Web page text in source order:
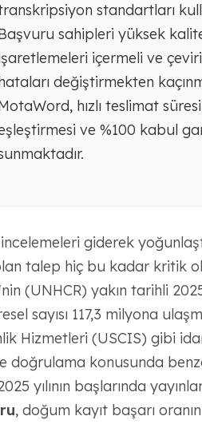
standartları
sahipleri yüksek
içermeli ve
değiştirmekten
hızlı teslimat
ve %100 kabul
giderek
talep hiç bu kadar kritik
(UNHCR) yakın tarihli
sayısı 117,3 milyona
Hizmetleri (USCIS) gibi
doğrulama konusunda
yılının başlarında
, doğum kayıt başarı